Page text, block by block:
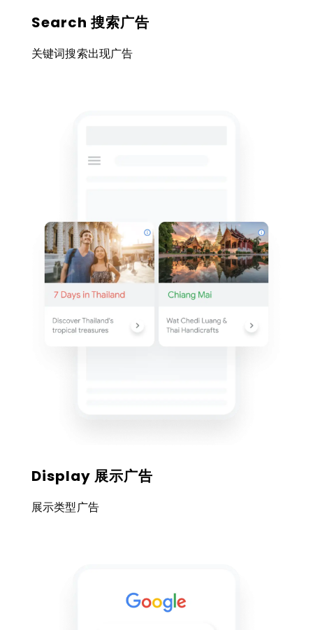
Search 搜索广告
关键词搜索出现广告
Display 展示广告
展示类型广告